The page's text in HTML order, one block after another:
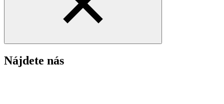
Nájdete nás